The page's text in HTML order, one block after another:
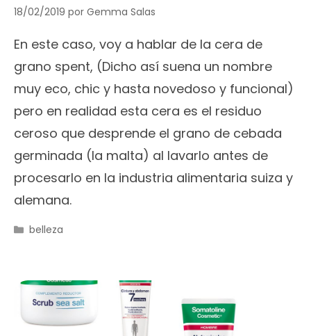
18/02/2019 por Gemma Salas
En este caso, voy a hablar de la cera de
grano spent, (Dicho así suena un nombre
muy eco, chic y hasta novedoso y funcional)
pero en realidad esta cera es el residuo
ceroso que desprende el grano de cebada
germinada (la malta) al lavarlo antes de
procesarlo en la industria alimentaria suiza y
alemana.
Categorías
belleza